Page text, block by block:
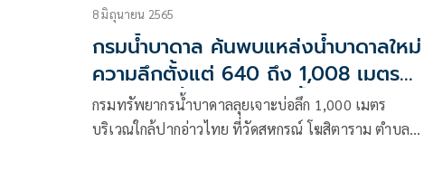
8 มิถุนายน 2565
กรมน้ำบาดาล ค้นพบแหล่งน้ำบาดาลใหม่
ความลึกตั้งแต่ 640 ถึง 1,008 เมตร
จำนวน 5 ชั้น คาดว่าจะมีน้ำบาดาล
คุณภาพน้ำจืดปริมาณมหาศาล
กรมทรัพยากรน้ำบาดาลลุยเจาะบ่อลึก 1,000 เมตร
บริเวณใกล้ปากอ่าวไทย ที่วัดสหกรณ์ โฆสิตาราม ตำบล